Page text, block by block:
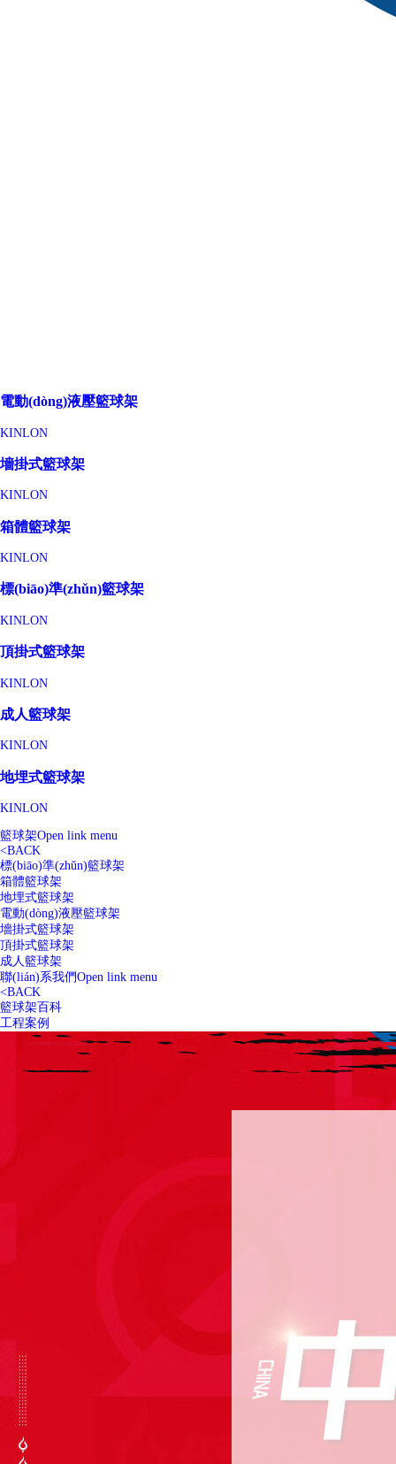
電動(dòng)液壓籃球架
KINLON
墻掛式籃球架
KINLON
箱體籃球架
KINLON
標(biāo)準(zhǔn)籃球架
KINLON
頂掛式籃球架
KINLON
成人籃球架
KINLON
地埋式籃球架
KINLON
籃球架Open link menu
<BACK
標(biāo)準(zhǔn)籃球架
箱體籃球架
地埋式籃球架
電動(dòng)液壓籃球架
墻掛式籃球架
頂掛式籃球架
成人籃球架
聯(lián)系我們Open link menu
<BACK
籃球架百科
工程案例